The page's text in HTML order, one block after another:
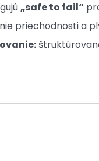
„safe to fail“
priechodnosti a